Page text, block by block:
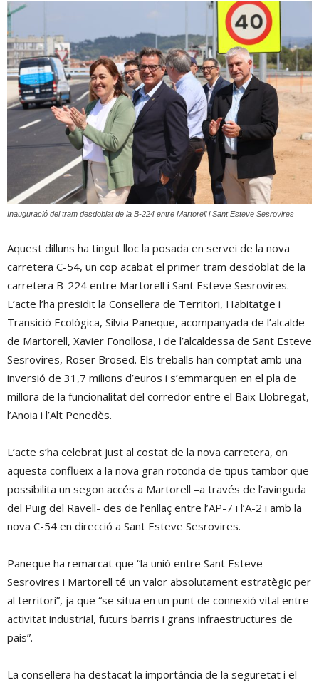
Inauguració del tram desdoblat de la B-224 entre Martorell i Sant Esteve Sesrovires
Aquest dilluns ha tingut lloc la posada en servei de la nova
carretera C-54, un cop acabat el primer tram desdoblat de la
carretera B-224 entre Martorell i Sant Esteve Sesrovires.
L’acte l’ha presidit la Consellera de Territori, Habitatge i
Transició Ecològica, Sílvia Paneque, acompanyada de l’alcalde
de Martorell, Xavier Fonollosa, i de l’alcaldessa de Sant Esteve
Sesrovires, Roser Brosed. Els treballs han comptat amb una
inversió de 31,7 milions d’euros i s’emmarquen en el pla de
millora de la funcionalitat del corredor entre el Baix Llobregat,
l’Anoia i l’Alt Penedès.
L’acte s’ha celebrat just al costat de la nova carretera, on
aquesta conflueix a la nova gran rotonda de tipus tambor que
possibilita un segon accés a Martorell –a través de l’avinguda
del Puig del Ravell- des de l’enllaç entre l’AP-7 i l’A-2 i amb la
nova C-54 en direcció a Sant Esteve Sesrovires.
Paneque ha remarcat que “la unió entre Sant Esteve
Sesrovires i Martorell té un valor absolutament estratègic per
al territori”, ja que “se situa en un punt de connexió vital entre
activitat industrial, futurs barris i grans infraestructures de
país”.
La consellera ha destacat la importància de la seguretat i el